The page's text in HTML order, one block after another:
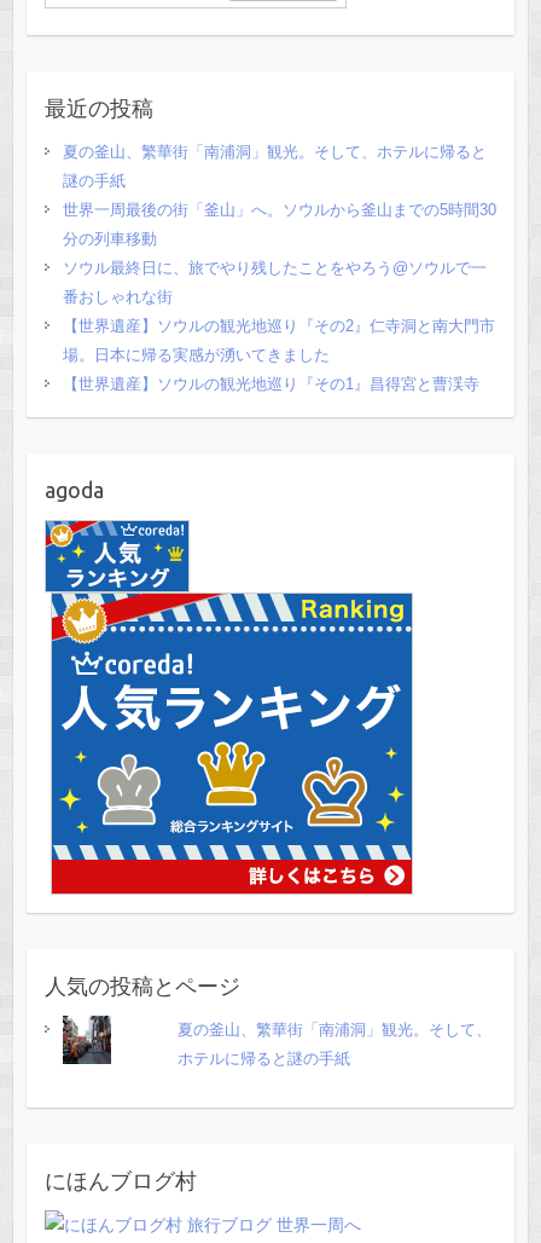
最近の投稿
夏の釜山、繁華街「南浦洞」観光。そして、ホテルに帰ると
謎の手紙
世界一周最後の街「釜山」へ。ソウルから釜山までの5時間30
分の列車移動
ソウル最終日に、旅でやり残したことをやろう@ソウルで一
番おしゃれな街
【世界遺産】ソウルの観光地巡り『その2』仁寺洞と南大門市
場。日本に帰る実感が湧いてきました
【世界遺産】ソウルの観光地巡り『その1』昌得宮と曹渓寺
agoda
人気の投稿とページ
夏の釜山、繁華街「南浦洞」観光。そして、
ホテルに帰ると謎の手紙
にほんブログ村